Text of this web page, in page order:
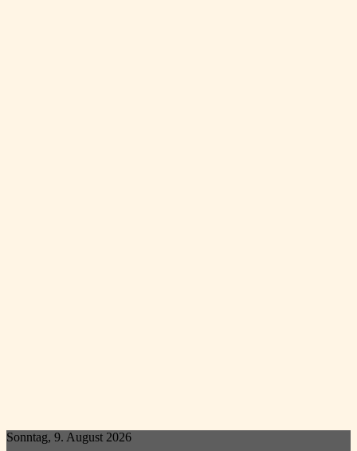
Sonntag, 9. August 2026